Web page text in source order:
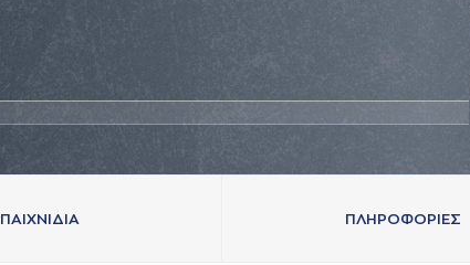
ΠAΙΧΝΙΔΙA ΠΛΗΡΟΦΟΡΙΕΣ